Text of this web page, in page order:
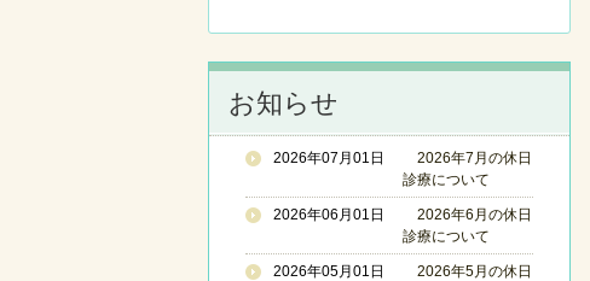
お知らせ
2026年07月01日
2026年7月の休日
診療について
2026年06月01日
2026年6月の休日
診療について
2026年05月01日
2026年5月の休日